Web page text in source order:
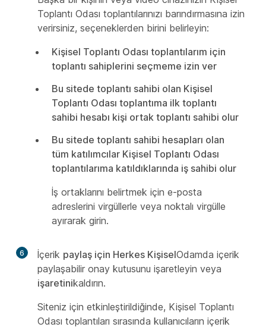
Toplantı Odası toplantılarınızı barındırmasına izin
verirsiniz, seçeneklerden birini belirleyin:
Kişisel Toplantı Odası toplantılarım için
toplantı sahiplerini seçmeme izin ver
Bu sitede toplantı sahibi olan Kişisel
Toplantı Odası toplantıma ilk toplantı
sahibi hesabı kişi ortak toplantı sahibi olur
Bu sitede toplantı sahibi hesapları olan
tüm katılımcılar Kişisel Toplantı Odası
toplantılarıma katıldıklarında iş sahibi olur
İş ortaklarını belirtmek için e-posta
adreslerini virgüllerle veya noktalı virgülle
ayırarak girin.
6 İçerik paylaş için Herkes KişiselOdamda içerik
paylaşabilir onay kutusunu işaretleyin veya
işaretinikaldırın.
Siteniz için etkinleştirildiğinde, Kişisel Toplantı
Odası toplantıları sırasında kullanıcıların içerik